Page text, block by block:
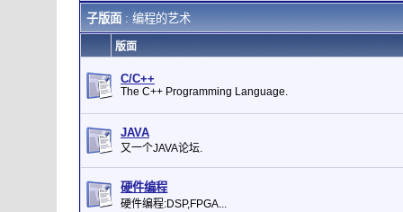
子版面: 编程的艺术
版面
C/C++
The C++ Programming Language.
JAVA
又一个JAVA论坛.
硬件编程
硬件编程:DSP,FPGA...